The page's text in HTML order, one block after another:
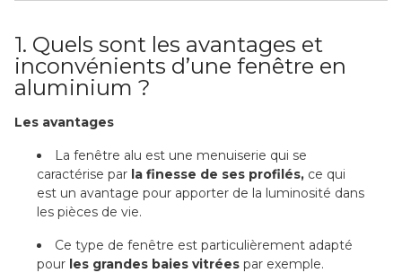
1. Quels sont les avantages et
inconvénients d’une fenêtre en
aluminium ?
Les avantages
La fenêtre alu est une menuiserie qui se
caractérise par la finesse de ses profilés, ce qui
est un avantage pour apporter de la luminosité dans
les pièces de vie.
Ce type de fenêtre est particulièrement adapté
pour les grandes baies vitrées par exemple.